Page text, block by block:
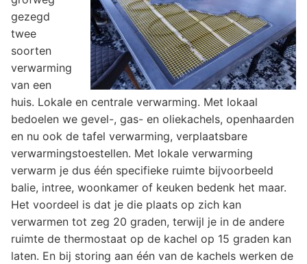
gezegd
twee
soorten
verwarming
van een
huis. Lokale en centrale verwarming. Met lokaal
bedoelen we gevel-, gas- en oliekachels, openhaarden
en nu ook de tafel verwarming, verplaatsbare
verwarmingstoestellen. Met lokale verwarming
verwarm je dus één specifieke ruimte bijvoorbeeld
balie, intree, woonkamer of keuken bedenk het maar.
Het voordeel is dat je die plaats op zich kan
verwarmen tot zeg 20 graden, terwijl je in de andere
ruimte de thermostaat op de kachel op 15 graden kan
laten. En bij storing aan één van de kachels werken de